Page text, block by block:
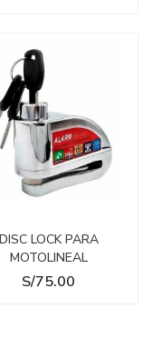
DISC LOCK PARA
MOTOLINEAL
Precio
S/75.00